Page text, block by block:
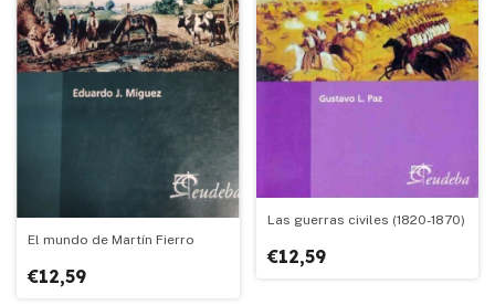
El mundo de Martín Fierro
€12,59
Las guerras civiles (1820-1870)
€12,59